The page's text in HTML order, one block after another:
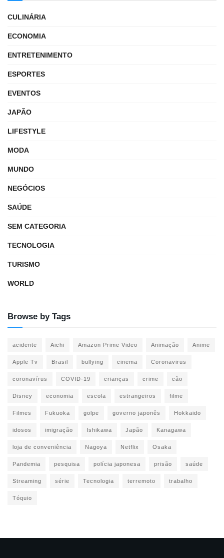
CULINÁRIA
ECONOMIA
ENTRETENIMENTO
ESPORTES
EVENTOS
JAPÃO
LIFESTYLE
MODA
MUNDO
NEGÓCIOS
SAÚDE
SEM CATEGORIA
TECNOLOGIA
TURISMO
WORLD
Browse by Tags
acidente Aichi Amazon Prime Video Animação Anime
Apple Tv Brasil bullying cinema Coronavirus
coronavírus COVID-19 crianças crime cão
Disney economia escola estrangeiros filme
Filmes Fukuoka golpe governo japonês Hokkaido
idosos imigração Ishikawa Japão Kanagawa
loja de conveniência Nagoya Netflix Osaka
Pandemia pesquisa polícia japonesa prisão saúde
Streaming série Tecnologia terremoto trabalho
Tóquio